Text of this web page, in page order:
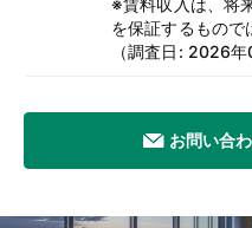
※賃料収入は、将
を保証するもので
（調査日: 2026
お問い合